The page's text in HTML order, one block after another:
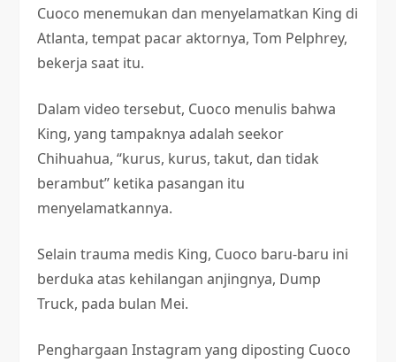
Cuoco menemukan dan menyelamatkan King di
Atlanta, tempat pacar aktornya, Tom Pelphrey,
bekerja saat itu.
Dalam video tersebut, Cuoco menulis bahwa
King, yang tampaknya adalah seekor
Chihuahua, “kurus, kurus, takut, dan tidak
berambut” ketika pasangan itu
menyelamatkannya.
Selain trauma medis King, Cuoco baru-baru ini
berduka atas kehilangan anjingnya, Dump
Truck, pada bulan Mei.
Penghargaan Instagram yang diposting Cuoco